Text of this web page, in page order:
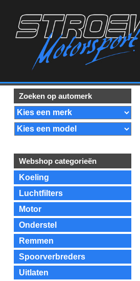
Zoeken op automerk
Webshop categorieën
Koeling
Luchtfilters
Motor
Onderstel
Remmen
Spoorverbreders
Uitlaten